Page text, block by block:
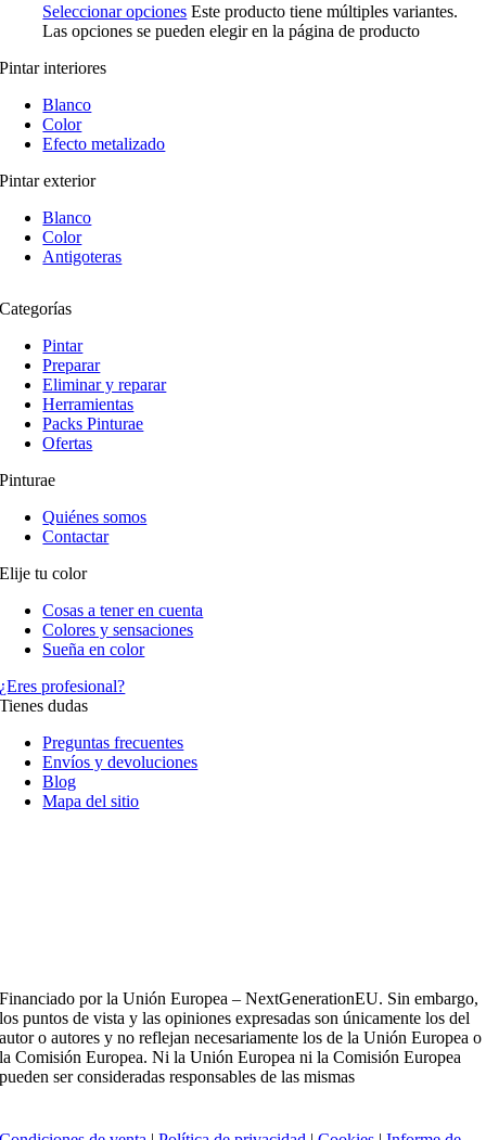
Seleccionar opciones Este producto tiene múltiples variantes.
Las opciones se pueden elegir en la página de producto
Pintar interiores
Blanco
Color
Efecto metalizado
Pintar exterior
Blanco
Color
Antigoteras
Categorías
Pintar
Preparar
Eliminar y reparar
Herramientas
Packs Pinturae
Ofertas
Pinturae
Quiénes somos
Contactar
Elije tu color
Cosas a tener en cuenta
Colores y sensaciones
Sueña en color
¿Eres profesional?
Tienes dudas
Preguntas frecuentes
Envíos y devoluciones
Blog
Mapa del sitio
Financiado por la Unión Europea – NextGenerationEU. Sin embargo,
los puntos de vista y las opiniones expresadas son únicamente los del
autor o autores y no reflejan necesariamente los de la Unión Europea o
la Comisión Europea. Ni la Unión Europea ni la Comisión Europea
pueden ser consideradas responsables de las mismas